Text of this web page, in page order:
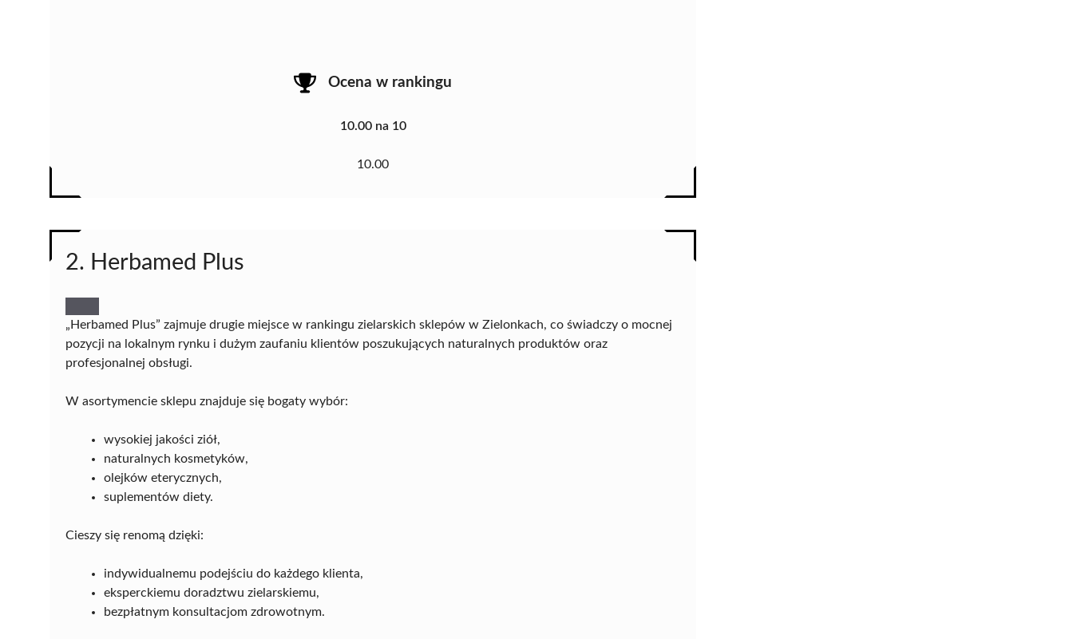
Ocena w rankingu
10.00 na 10
10.00
2. Herbamed Plus
„Herbamed Plus” zajmuje drugie miejsce w rankingu zielarskich sklepów w Zielonkach, co świadczy o mocnej
pozycji na lokalnym rynku i dużym zaufaniu klientów poszukujących naturalnych produktów oraz
profesjonalnej obsługi.
W asortymencie sklepu znajduje się bogaty wybór:
wysokiej jakości ziół,
naturalnych kosmetyków,
olejków eterycznych,
suplementów diety.
Cieszy się renomą dzięki:
indywidualnemu podejściu do każdego klienta,
eksperckiemu doradztwu zielarskiemu,
bezpłatnym konsultacjom zdrowotnym.